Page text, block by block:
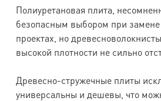
Полиуретановая плита,
безопасным выбором при
проектах, но
высокой плотности не сильно
Древесно-стружечные плиты
универсальны и дешевы, что